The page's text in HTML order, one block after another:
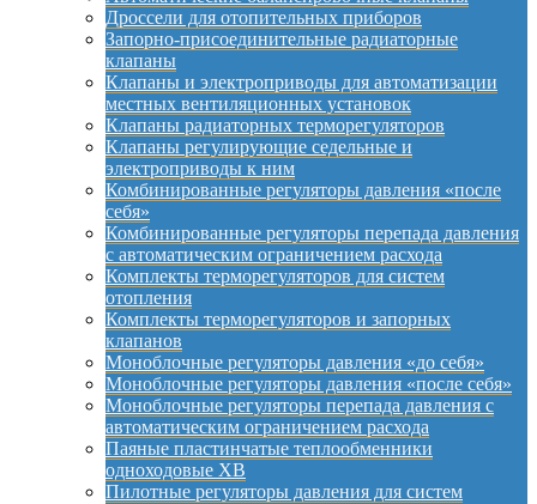
Дроссели для отопительных приборов
Запорно-присоединительные радиаторные
клапаны
Клапаны и электроприводы для автоматизации
местных вентиляционных установок
Клапаны радиаторных терморегуляторов
Клапаны регулирующие седельные и
электроприводы к ним
Комбинированные регуляторы давления «после
себя»
Комбинированные регуляторы перепада давления
с автоматическим ограничением расхода
Комплекты терморегуляторов для систем
отопления
Комплекты терморегуляторов и запорных
клапанов
Моноблочные регуляторы давления «до себя»
Моноблочные регуляторы давления «после себя»
Моноблочные регуляторы перепада давления с
автоматическим ограничением расхода
Паяные пластинчатые теплообменники
одноходовые XB
Пилотные регуляторы давления для систем